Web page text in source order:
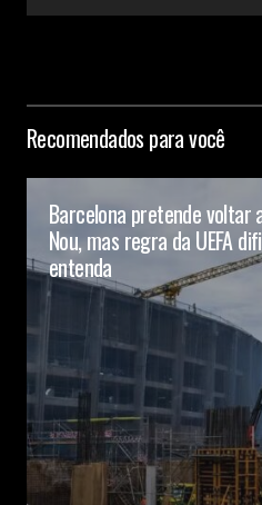
Recomendados para você
Barcelona pretende voltar
Nou, mas regra da UEFA
entenda